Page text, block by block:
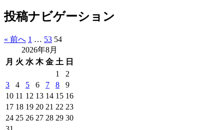
投稿ナビゲーション
« 前へ 1 … 53 54
2026年8月
月 火 水 木 金 土 日
1
2
3
4 5 6 7 8
9
10 11 12 13 14 15 16
17 18 19 20 21 22 23
24 25 26 27 28 29 30